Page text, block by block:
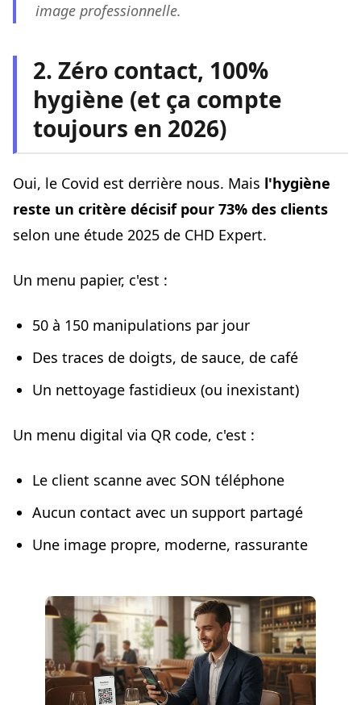
image professionnelle.
2. Zéro contact, 100%
hygiène (et ça compte
toujours en 2026)
Oui, le Covid est derrière nous. Mais l'hygiène
reste un critère décisif pour 73% des clients
selon une étude 2025 de CHD Expert.
Un menu papier, c'est :
50 à 150 manipulations par jour
Des traces de doigts, de sauce, de café
Un nettoyage fastidieux (ou inexistant)
Un menu digital via QR code, c'est :
Le client scanne avec SON téléphone
Aucun contact avec un support partagé
Une image propre, moderne, rassurante